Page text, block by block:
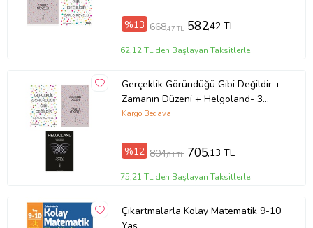
%13 668,47 TL 582,42 TL
62,12 TL'den Başlayan Taksitlerle
Gerçeklik Göründüğü Gibi Değildir +
Zamanın Düzeni + Helgoland- 3
Kitap Set - Iş Bankası Özel Set
Kargo Bedava
%12 804,81 TL 705,13 TL
75,21 TL'den Başlayan Taksitlerle
Çıkartmalarla Kolay Matematik 9-10